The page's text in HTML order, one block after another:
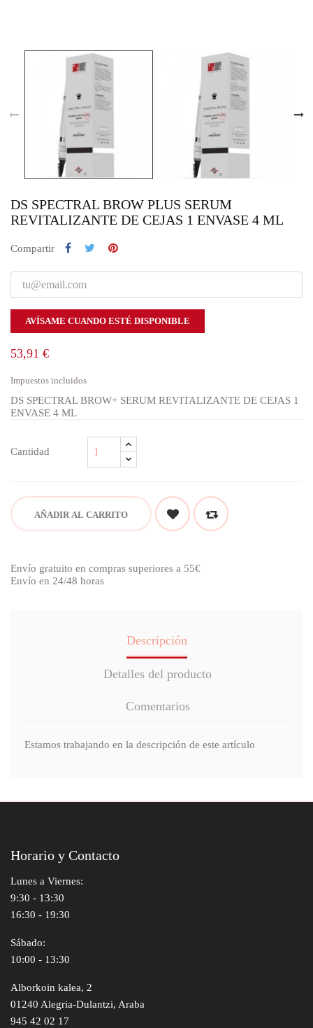
DS SPECTRAL BROW PLUS SERUM
REVITALIZANTE DE CEJAS 1 ENVASE 4 ML
Compartir
AVÍSAME CUANDO ESTÉ DISPONIBLE
53,91 €
Impuestos incluidos
DS SPECTRAL BROW+ SERUM REVITALIZANTE DE CEJAS 1
ENVASE 4 ML
Cantidad
AÑADIR AL CARRITO
Envío gratuito en compras superiores a 55€
Envío en 24/48 horas
Descripción
Detalles del producto
Comentarios
Estamos trabajando en la descripción de este artículo
Horario y Contacto
Lunes a Viernes:
9:30 - 13:30
16:30 - 19:30
Sábado:
10:00 - 13:30
Alborkoin kalea, 2
01240 Alegria-Dulantzi, Araba
945 42 02 17